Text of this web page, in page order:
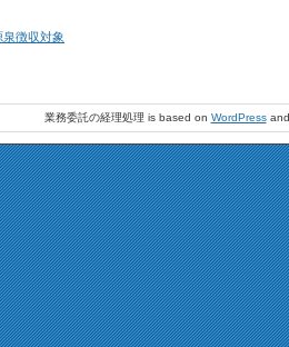
徴収対象
業務委託の経理処理 is based on WordPress